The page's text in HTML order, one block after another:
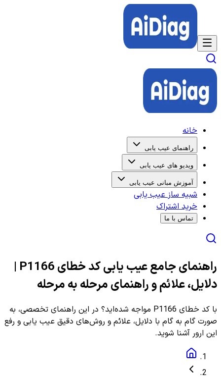
خانه
راهنمای عیب یابی
ویدیو های عیب یابی
آموزش مبانی عیب یابی
شبیه ساز عیب یابی
خرید اشتراک
تماس با ما
راهنمای جامع عیب یابی کد خطای P1166 |
دلایل، علائم و راهنمای مرحله به مرحله
با کد خطای P1166 مواجه شده‌اید؟ در این راهنمای تخصصی، به
صورت گام به گام با دلایل، علائم و روش‌های دقیق عیب یابی و رفع
این ارور آشنا شوید.